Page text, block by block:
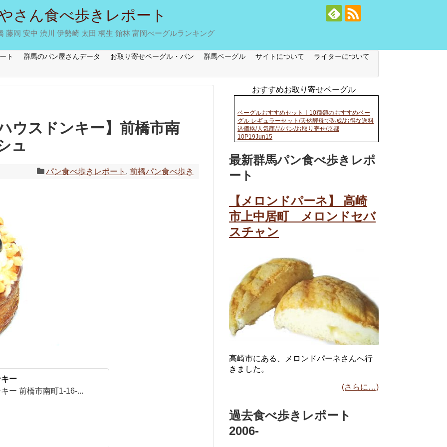
さん食べ歩きレポート
藤岡 安中 渋川 伊勢崎 太田 桐生 館林 富岡べーグルランキング
ト 群馬のパン屋さんデータ お取り寄せベーグル・パン 群馬ベーグル サイトについて ライターについて
ウスドンキー】前橋市南
ュ
パン食べ歩きレポート , 前橋パン食べ歩き
ー
ー 前橋市南町1-16-...
おすすめお取り寄せベーグル
ベーグルおすすめセット｜10種類のおすすめベー
グル レギュラーセット/天然酵母で熟成/お得な送料
込価格/人気商品/パン/お取り寄せ/京都
10P19Jun15
最新群馬パン食べ歩きレポ
ート
【メロンドパーネ】 高崎
市上中居町 メロンドセバ
スチャン
高崎市にある、メロンドパーネさんへ行
きました。
(さらに…)
過去食べ歩きレポート
2006-